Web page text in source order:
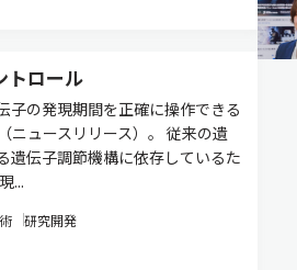
トロール
子の発現期間を正確に操作できる
ニュースリリース）。 従来の遺
遺伝子調節機構に依存しているた
...
研究開発